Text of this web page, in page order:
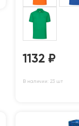
1132 ₽
В наличии: 23 шт